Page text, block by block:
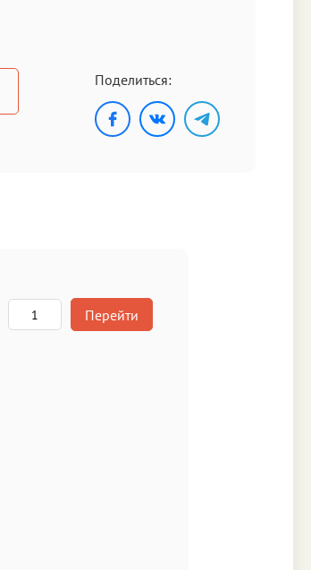
Поделиться:
Перейти